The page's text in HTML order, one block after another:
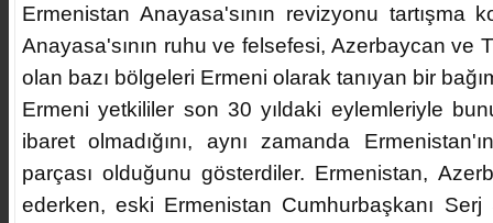
Ermenistan Anayasa'sının revizyonu tartışma
Anayasa'sının ruhu ve felsefesi, Azerbaycan ve
olan bazı bölgeleri Ermeni olarak tanıyan bir
Ermeni yetkililer son 30 yıldaki eylemleriyle
ibaret olmadığını, aynı zamanda
parçası olduğunu gösterdiler. Ermenistan,
ederken, eski Ermenistan Cumhurbaşkanı Serj